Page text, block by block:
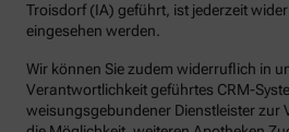
Troisdorf (IA) geführt, ist jederzeit
eingesehen werden.
Wir können Sie zudem widerruflich in
Verantwortlichkeit geführtes CRM-
weisungsgebundener Dienstleister zur